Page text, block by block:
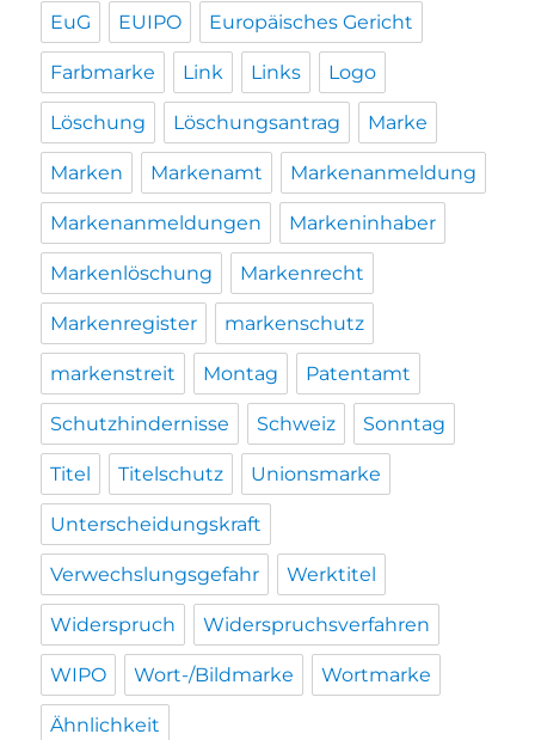
EuG EUIPO Europäisches Gericht
Farbmarke Link Links Logo
Löschung Löschungsantrag Marke
Marken Markenamt Markenanmeldung
Markenanmeldungen Markeninhaber
Markenlöschung Markenrecht
Markenregister markenschutz
markenstreit Montag Patentamt
Schutzhindernisse Schweiz Sonntag
Titel Titelschutz Unionsmarke
Unterscheidungskraft
Verwechslungsgefahr Werktitel
Widerspruch Widerspruchsverfahren
WIPO Wort-/Bildmarke Wortmarke
Ähnlichkeit